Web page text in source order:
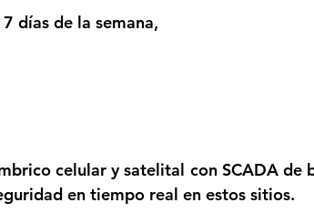
días de la semana,
celular y satelital con SCADA
en tiempo real en estos sitios.